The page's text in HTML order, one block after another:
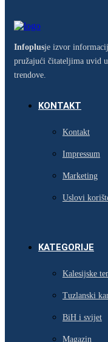
Infoplusje izvor
pružajući čitateljima uvid
trendove.
KONTAKT
Kontakt
Impressum
Marketing
Uslovi
KATEGORIJE
Kalesijske
Tuzlanski
BiH i svijet
Magazin